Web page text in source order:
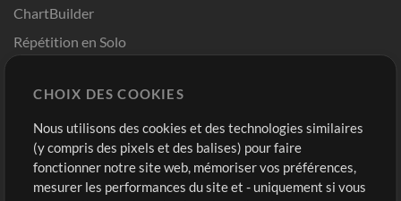
ChartBuilder
Répétition en Solo
Modèles ProPresenter
Sons
Boutique Compte
CHOIX DES COOKIES
Nous utilisons des cookies et des technologies similaires
(y compris des pixels et des balises) pour faire
fonctionner notre site web, mémoriser vos préférences,
mesurer les performances du site et - uniquement si vous